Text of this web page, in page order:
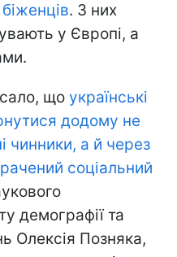
. З них
у Європі, а
що українські
додому не
чинники, а й через
соціальний
демографії та
Олексія Позняка,